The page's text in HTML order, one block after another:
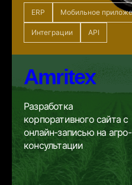
ERP Мобильное
Интеграции API
Amritex
Разработка
корпоративного сайта с
онлайн-записью на агро-
консультации